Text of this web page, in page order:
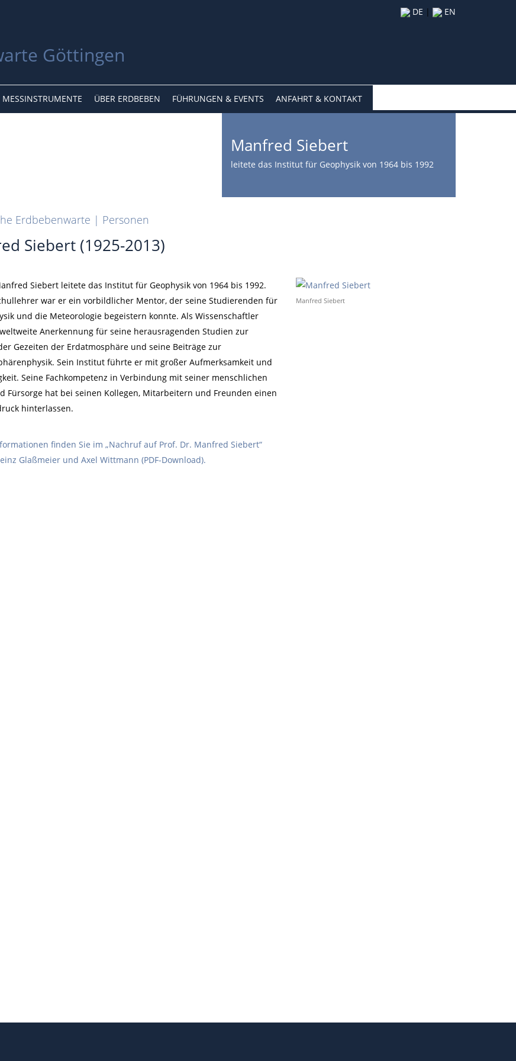
DE | EN
MESSINSTRUMENTE ÜBER ERDBEBEN FÜHRUNGEN & EVENTS ANFAHRT & KONTAKT
Manfred Siebert
leitete das Institut für Geophysik von 1964 bis 1992
Erdbebenwarte | Personen
Siebert (1925-2013)
Siebert leitete das Institut für Geophysik von 1964 bis 1992.
war er ein vorbildlicher Mentor, der seine Studierenden für
und die Meteorologie begeistern konnte. Als Wissenschaftler
Anerkennung für seine herausragenden Studien zur
Gezeiten der Erdatmosphäre und seine Beiträge zur
Sein Institut führte er mit großer Aufmerksamkeit und
Seine Fachkompetenz in Verbindung mit seiner menschlichen
Fürsorge hat bei seinen Kollegen, Mitarbeitern und Freunden einen
hinterlassen.
finden Sie im „Nachruf auf Prof. Dr. Manfred Siebert“
Glaßmeier und Axel Wittmann (PDF-Download).
Manfred Siebert